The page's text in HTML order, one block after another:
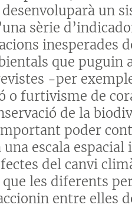
un
sèrie
inesperades
que
-per
o furtivisme de
de la
poder
escala
del canvi
les diferents
entre elles